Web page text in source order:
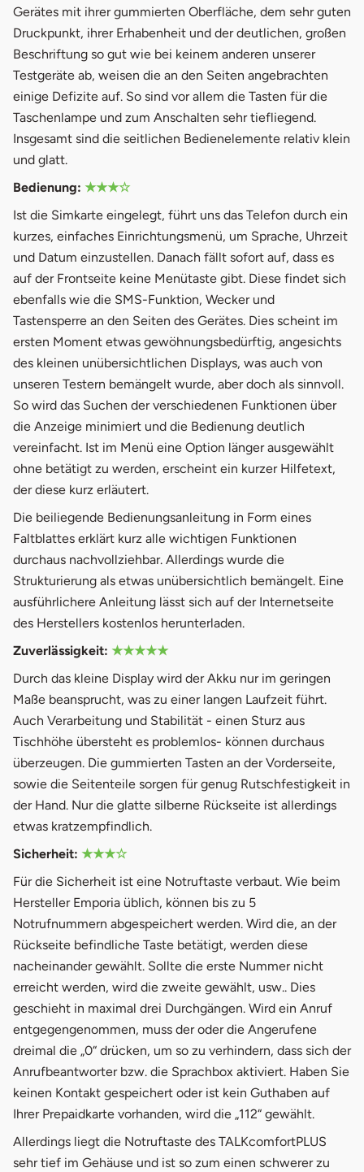
Gerätes mit ihrer gummierten Oberfläche, dem sehr guten
Druckpunkt, ihrer Erhabenheit und der deutlichen, großen
Beschriftung so gut wie bei keinem anderen unserer
Testgeräte ab, weisen die an den Seiten angebrachten
einige Defizite auf. So sind vor allem die Tasten für die
Taschenlampe und zum Anschalten sehr tiefliegend.
Insgesamt sind die seitlichen Bedienelemente relativ klein
und glatt.
Bedienung: ★★★☆
Ist die Simkarte eingelegt, führt uns das Telefon durch ein
kurzes, einfaches Einrichtungsmenü, um Sprache, Uhrzeit
und Datum einzustellen. Danach fällt sofort auf, dass es
auf der Frontseite keine Menütaste gibt. Diese findet sich
ebenfalls wie die SMS-Funktion, Wecker und
Tastensperre an den Seiten des Gerätes. Dies scheint im
ersten Moment etwas gewöhnungsbedürftig, angesichts
des kleinen unübersichtlichen Displays, was auch von
unseren Testern bemängelt wurde, aber doch als sinnvoll.
So wird das Suchen der verschiedenen Funktionen über
die Anzeige minimiert und die Bedienung deutlich
vereinfacht. Ist im Menü eine Option länger ausgewählt
ohne betätigt zu werden, erscheint ein kurzer Hilfetext,
der diese kurz erläutert.
Die beiliegende Bedienungsanleitung in Form eines
Faltblattes erklärt kurz alle wichtigen Funktionen
durchaus nachvollziehbar. Allerdings wurde die
Strukturierung als etwas unübersichtlich bemängelt. Eine
ausführlichere Anleitung lässt sich auf der Internetseite
des Herstellers kostenlos herunterladen.
Zuverlässigkeit: ★★★★★
Durch das kleine Display wird der Akku nur im geringen
Maße beansprucht, was zu einer langen Laufzeit führt.
Auch Verarbeitung und Stabilität - einen Sturz aus
Tischhöhe übersteht es problemlos- können durchaus
überzeugen. Die gummierten Tasten an der Vorderseite,
sowie die Seitenteile sorgen für genug Rutschfestigkeit in
der Hand. Nur die glatte silberne Rückseite ist allerdings
etwas kratzempfindlich.
Sicherheit: ★★★☆
Für die Sicherheit ist eine Notruftaste verbaut. Wie beim
Hersteller Emporia üblich, können bis zu 5
Notrufnummern abgespeichert werden. Wird die, an der
Rückseite befindliche Taste betätigt, werden diese
nacheinander gewählt. Sollte die erste Nummer nicht
erreicht werden, wird die zweite gewählt, usw.. Dies
geschieht in maximal drei Durchgängen. Wird ein Anruf
entgegengenommen, muss der oder die Angerufene
dreimal die „0“ drücken, um so zu verhindern, dass sich der
Anrufbeantworter bzw. die Sprachbox aktiviert. Haben Sie
keinen Kontakt gespeichert oder ist kein Guthaben auf
Ihrer Prepaidkarte vorhanden, wird die „112“ gewählt.
Allerdings liegt die Notruftaste des TALKcomfortPLUS
sehr tief im Gehäuse und ist so zum einen schwerer zu